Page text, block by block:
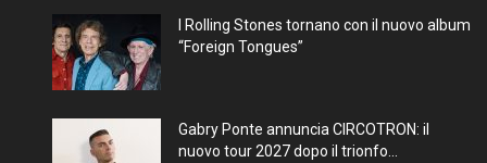
I Rolling Stones tornano con il nuovo album
“Foreign Tongues”
Gabry Ponte annuncia CIRCOTRON: il
nuovo tour 2027 dopo il trionfo...